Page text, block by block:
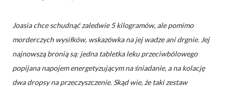
Joasia chce schudnąć zaledwie 5 kilogramów, ale pomimo
morderczych wysiłków, wskazówka na jej wadze ani drgnie. Jej
najnowszą bronią są: jedna tabletka leku przeciwbólowego
popijana napojem energetyzującym na śniadanie, a na kolację
dwa dropsy na przeczyszczenie. Skąd wie, że taki zestaw